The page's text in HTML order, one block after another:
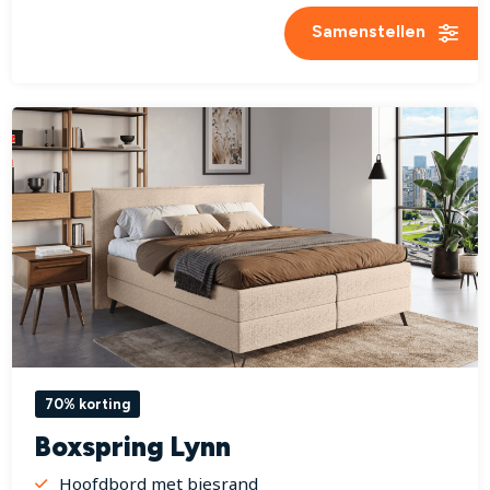
Samenstellen
70% korting
Boxspring Lynn
Hoofdbord met biesrand